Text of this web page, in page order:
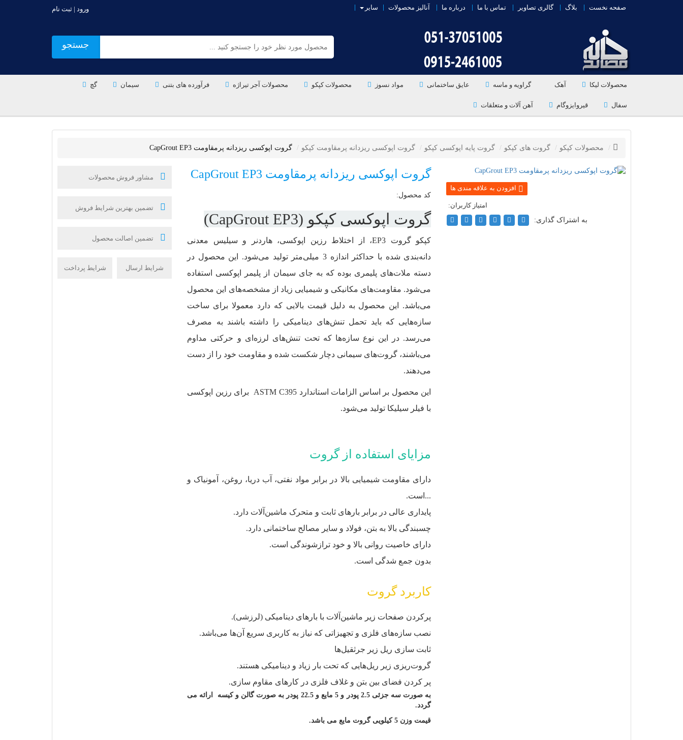
صفحه نخست بلاگ گالری تصاویر تماس با ما درباره ما آنالیز محصولات سایر ورود | ثبت نام
جستجو
محصولات لیکا آهک گراویه و ماسه عایق ساختمانی مواد نسوز محصولات کپکو محصولات آجر تیراژه فرآورده های بتنی سیمان گچ
سفال قیروایزوگام آهن آلات و متعلقات
محصولات کپکو گروت های کپکو گروت پایه اپوکسی کپکو گروت اپوکسی ریزدانه پرمقاومت کپکو گروت اپوکسی ریزدانه پرمقاومت CapGrout EP3
به اشتراک گذاری:
گروت اپوکسی ریزدانه پرمقاومت CapGrout EP3
کد محصول:
گروت اپوکسی کپکو (CapGrout EP3)
کپکو گروت EP3، از اختلاط رزین اپوکسی، هاردنر و سیلیس معدنی
دانه‌بندی‌ شده با حداکثر اندازه 3 میلی‌متر تولید می‌شود. این محصول در
دسته ملات‌های پلیمری بوده که به جای سیمان از پلیمر اپوکسی استفاده
می‌شود. مقاومت‌های مکانیکی و شیمیایی زیاد از مشخصه‌های این محصول
می‌باشد. این محصول به دلیل قیمت بالایی که دارد معمولا برای ساخت
سازه‌هایی که باید تحمل تنش‌های دینامیکی را داشته باشند به مصرف
می‌رسد. در این نوع سازه‌ها که تحت تنش‌های لرزه‌ای و حرکتی مداوم
می‌باشند، گروت‌های سیمانی دچار شکست شده و مقاومت خود را از دست
می‌دهند.
این محصول بر اساس الزامات استاندارد ASTM C395 برای رزین اپوکسی
با فیلر سیلیکا تولید می‌شود.
مزایای استفاده از گروت
دارای مقاومت شیمیایی بالا در برابر مواد نفتی، آب دریا، روغن، آمونیاک و
...است.
پایداری عالی در برابر بارهای ثابت و متحرک ماشین‌آلات دارد.
چسبندگی بالا به بتن، فولاد و سایر مصالح ساختمانی دارد.
دارای خاصیت روانی بالا و خود ترازشوندگی است.
بدون جمع‌ شدگی است.
کاربرد گروت
پرکردن صفحات زیر ماشین‌آلات با بارهای دینامیکی (لرزشی).
نصب سازه‌های فلزی و تجهیزاتی که نیاز به کاربری سریع آن‌ها می‌باشد.
ثابت‌ سازی ریل زیر جرثقیل‌ها
گروت‌ریزی زیر ریل‌هایی که تحت بار زیاد و دینامیکی هستند.
پر کردن فضای بین بتن و غلاف فلزی در کارهای مقاوم‌ سازی.
به صورت سه جزئی2.5
پودر و 5 مایع و 22.5 پودر به صورت گالن و کیسه ارائه می
گردد.
قیمت وزن 5 کیلویی گروت مایع می باشد.
مشاور فروش محصولات
تضمین بهترین شرایط فروش
تضمین اصالت محصول
شرایط ارسال شرایط پرداخت